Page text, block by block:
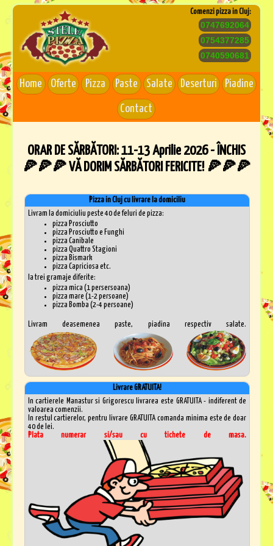
Comenzi pizza in Cluj:
0747692064
0754377285
0740590681
Home Oferte Pizza Paste Salate Deserturi Piadine
Contact
ORAR DE SĂRBĂTORI: 11-13 Aprilie 2026 - ÎNCHIS
🍕🍕🍕 VĂ DORIM SĂRBĂTORI FERICITE! 🍕🍕🍕
Pizza in Cluj cu livrare la domiciliu
Livram la domiciuliu peste 40 de feluri de pizza:
pizza Prosciutto
pizza Prosciutto e Funghi
pizza Canibale
pizza Quattro Stagioni
pizza Bismark
pizza Capriciosa etc.
la trei gramaje diferite:
pizza mica (1 persersoana)
pizza mare (1-2 persoane)
pizza Bomba (2-4 persoane)
Livram deasemenea paste, piadina respectiv salate.
Livrare GRATUITA!
In cartierele Manastur si Grigorescu livrarea este GRATUITA - indiferent de
valoarea comenzii.
In restul cartierelor, pentru livrare GRATUITA comanda minima este de doar
40 de lei.
Plata numerar si/sau cu tichete de masa.